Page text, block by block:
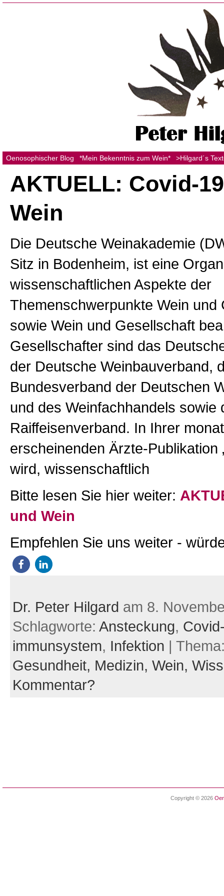
Oenosophischer Blog *Mein Bekenntnis zum Wein* >Hilgard´s
AKTUELL: Covid-
Wein
Die Deutsche Weinakademie
Sitz in Bodenheim, ist eine
wissenschaftlichen Aspekte der
Themenschwerpunkte Wein und
sowie Wein und Gesellschaft
Gesellschafter sind das
der Deutsche Weinbauverband,
Bundesverband der Deutschen
und des Weinfachhandels sowie
Raiffeisenverband. In Ihrer
erscheinenden Ärzte-Publikation
wird, wissenschaftlich
Bitte lesen Sie hier weiter:
und Wein
Empfehlen Sie uns weiter -
Dr. Peter Hilgard am 8.
Schlagworte: Ansteckung,
immunsystem, Infektion |
Gesundheit, Medizin, Wein,
Kommentar?
Copyright © 2026